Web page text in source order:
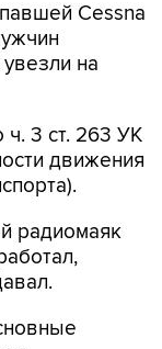
Cessna
на
ч. 3 ст. 263 УК
движения
радиомаяк